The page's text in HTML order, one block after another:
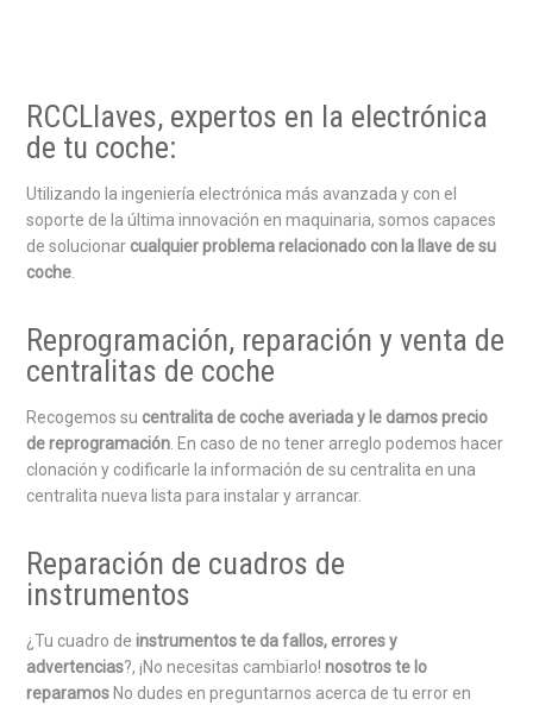
RCCLlaves, expertos en la electrónica
de tu coche:
Utilizando la ingeniería electrónica más avanzada y con el
soporte de la última innovación en maquinaria, somos capaces
de solucionar cualquier problema relacionado con la llave de su
coche.
Reprogramación, reparación y venta de
centralitas de coche
Recogemos su centralita de coche averiada y le damos precio
de reprogramación. En caso de no tener arreglo podemos hacer
clonación y codificarle la información de su centralita en una
centralita nueva lista para instalar y arrancar.
Reparación de cuadros de
instrumentos
¿Tu cuadro deinstrumentos te da fallos, errores y
advertencias?, ¡No necesitas cambiarlo!nosotros te lo
reparamos No dudes en preguntarnos acerca de tu error en